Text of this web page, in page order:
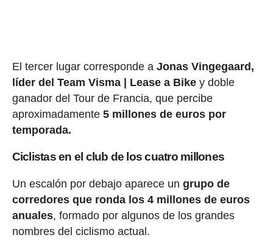
El tercer lugar corresponde a Jonas Vingegaard,
líder del Team Visma | Lease a Bikey doble
ganador del Tour de Francia, que percibe
aproximadamente 5 millones de euros por
temporada.
Ciclistas en el club de los cuatro millones
Un escalón por debajo aparece un grupo de
corredores que ronda los 4 millones de euros
anuales, formado por algunos de los grandes
nombres del ciclismo actual.